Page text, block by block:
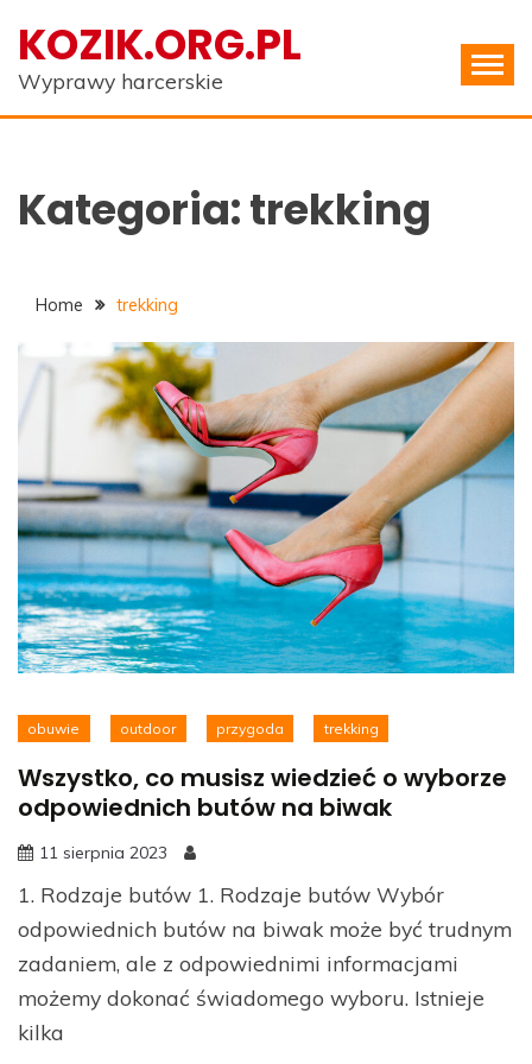
content
KOZIK.ORG.PL
Wyprawy harcerskie
Kategoria:trekking
Home trekking
obuwie outdoor przygoda trekking
Wszystko, co musisz wiedzieć o wyborze
odpowiednich butów na biwak
11 sierpnia 2023
1. Rodzaje butów 1. Rodzaje butów Wybór
odpowiednich butów na biwak może być trudnym
zadaniem, ale z odpowiednimi informacjami
możemy dokonać świadomego wyboru. Istnieje
kilka